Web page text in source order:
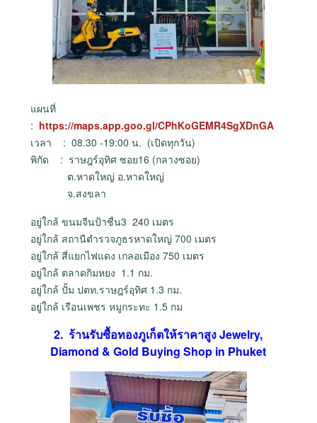
แผนที่
: https://maps.app.goo.gl/CPhKoGEMR4SgXDnGA
เวลา : 08.30 -19:00 น. (เปิดทุกวัน)
พิกัด : ราษฎร์อุทิศ ซอย16 (กลางซอย)
ต.หาดใหญ่ อ.หาดใหญ่
จ.สงขลา
อยู่ใกล้ ขนมจีนป้าชื่น3 240 เมตร
อยู่ใกล้ สถานีตำรวจภูธรหาดใหญ่ 700 เมตร
อยู่ใกล้ สี่แยกไฟแดง เกลอเมือง 750 เมตร
อยู่ใกล้ ตลาดกิมหยง 1.1 กม.
อยู่ใกล้ ปั้ม ปตท.ราษฎร์อุทิศ 1.3 กม.
อยู่ใกล้ เรือนเพชร หมูกระทะ 1.5 กม
2. ร้านรับซื้อทองภูเก็ตให้ราคาสูง Jewelry,
Diamond & Gold Buying Shop in Phuket